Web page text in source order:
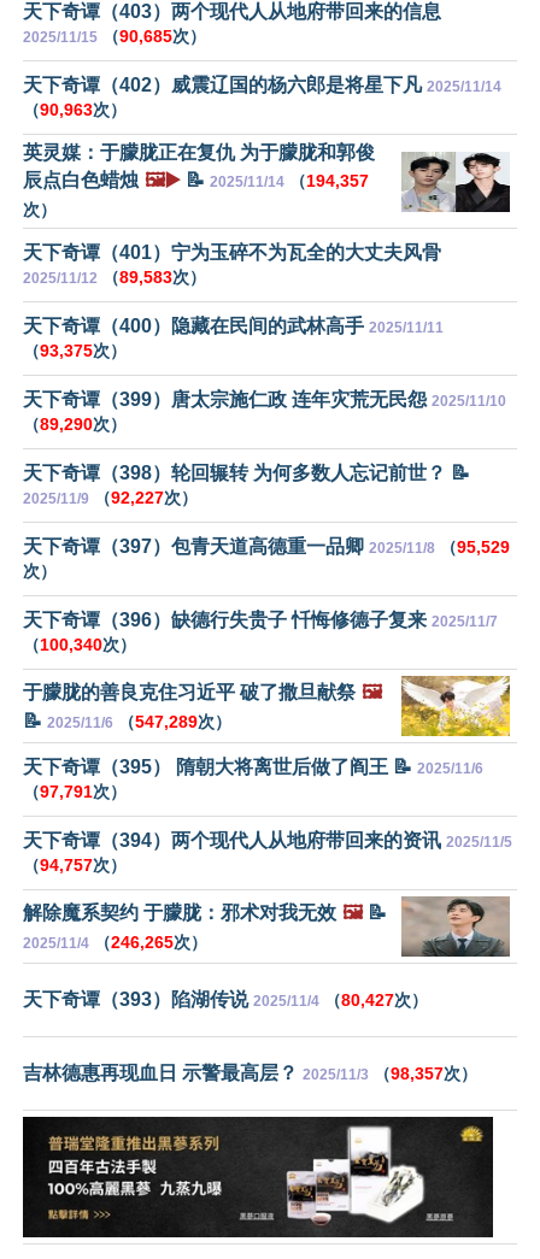
天下奇谭（403）两个现代人从地府带回来的信息
2025/11/15 （90,685次）
天下奇谭（402）威震辽国的杨六郎是将星下凡 2025/11/14
（90,963次）
英灵媒：于朦胧正在复仇 为于朦胧和郭俊
辰点白色蜡烛 🖼️▶️ 📝 2025/11/14 （194,357
次）
天下奇谭（401）宁为玉碎不为瓦全的大丈夫风骨
2025/11/12 （89,583次）
天下奇谭（400）隐藏在民间的武林高手 2025/11/11
（93,375次）
天下奇谭（399）唐太宗施仁政 连年灾荒无民怨 2025/11/10
（89,290次）
天下奇谭（398）轮回辗转 为何多数人忘记前世？ 📝
2025/11/9 （92,227次）
天下奇谭（397）包青天道高德重一品卿 2025/11/8 （95,529
次）
天下奇谭（396）缺德行失贵子 忏悔修德子复来 2025/11/7
（100,340次）
于朦胧的善良克住习近平 破了撒旦献祭 🖼️
📝 2025/11/6 （547,289次）
天下奇谭（395） 隋朝大将离世后做了阎王 📝 2025/11/6
（97,791次）
天下奇谭（394）两个现代人从地府带回来的资讯 2025/11/5
（94,757次）
解除魔系契约 于朦胧：邪术对我无效 🖼️📝
2025/11/4 （246,265次）
天下奇谭（393）陷湖传说 2025/11/4 （80,427次）
吉林德惠再现血日 示警最高层？ 2025/11/3 （98,357次）